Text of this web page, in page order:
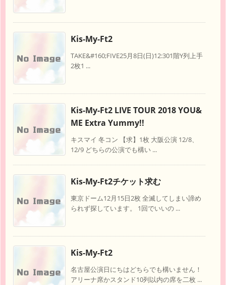
Kis-My-Ft2
TAKE&#160;FIVE25月8日(日)12:301階Y列上手
2枚1 ...
Kis-My-Ft2 LIVE TOUR 2018 YOU&
ME Extra Yummy!!
キスマイ 冬コン 【求】1枚 大阪公演 12/8、
12/9 どちらの公演でも構い ...
Kis-My-Ft2チケット求む
東京ドーム12月15日2枚 全滅してしまい諦め
られず探しています。 1回でいいの ...
Kis-My-Ft2
名古屋公演日にちはどちらでも構いません！
アリーナ席かスタンド10列以内の席を二枚 ...